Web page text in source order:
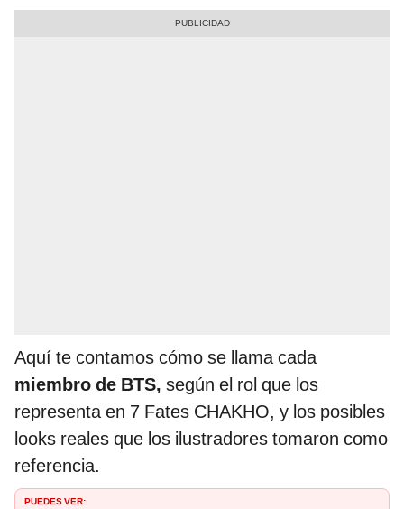
Aquí te contamos cómo se llama cada
miembro de BTS, según el rol que los
representa en 7 Fates CHAKHO, y los posibles
looks reales que los ilustradores tomaron como
referencia.
PUEDES VER: